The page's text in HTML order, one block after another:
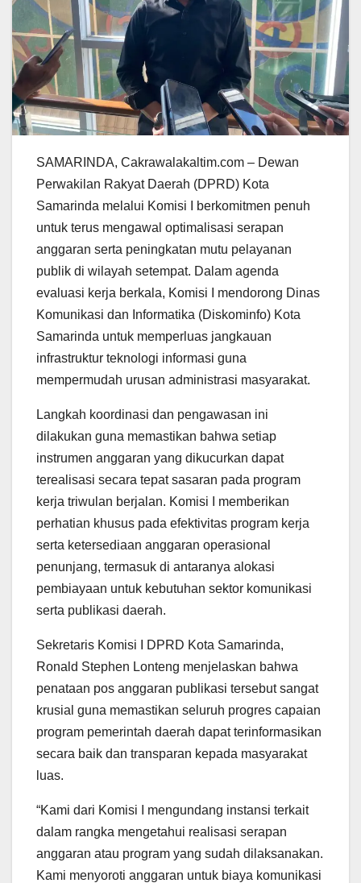
SAMARINDA, Cakrawalakaltim.com – Dewan
Perwakilan Rakyat Daerah (DPRD) Kota
Samarinda melalui Komisi I berkomitmen penuh
untuk terus mengawal optimalisasi serapan
anggaran serta peningkatan mutu pelayanan
publik di wilayah setempat. Dalam agenda
evaluasi kerja berkala, Komisi I mendorong Dinas
Komunikasi dan Informatika (Diskominfo) Kota
Samarinda untuk memperluas jangkauan
infrastruktur teknologi informasi guna
mempermudah urusan administrasi masyarakat.
Langkah koordinasi dan pengawasan ini
dilakukan guna memastikan bahwa setiap
instrumen anggaran yang dikucurkan dapat
terealisasi secara tepat sasaran pada program
kerja triwulan berjalan. Komisi I memberikan
perhatian khusus pada efektivitas program kerja
serta ketersediaan anggaran operasional
penunjang, termasuk di antaranya alokasi
pembiayaan untuk kebutuhan sektor komunikasi
serta publikasi daerah.
Sekretaris Komisi I DPRD Kota Samarinda,
Ronald Stephen Lonteng menjelaskan bahwa
penataan pos anggaran publikasi tersebut sangat
krusial guna memastikan seluruh progres capaian
program pemerintah daerah dapat terinformasikan
secara baik dan transparan kepada masyarakat
luas.
“Kami dari Komisi I mengundang instansi terkait
dalam rangka mengetahui realisasi serapan
anggaran atau program yang sudah dilaksanakan.
Kami menyoroti anggaran untuk biaya komunikasi